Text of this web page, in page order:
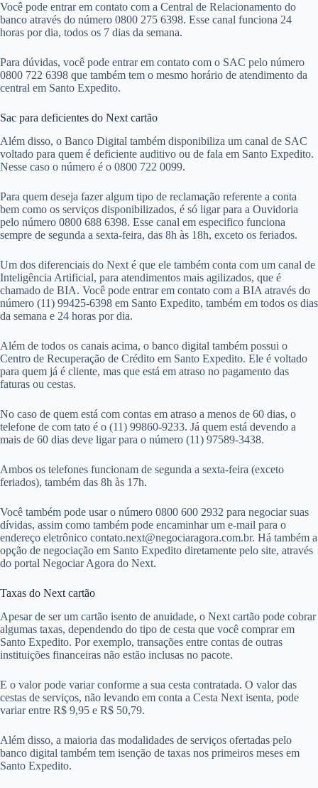
Você pode entrar em contato com a Central de Relacionamento do
banco através do número 0800 275 6398. Esse canal funciona 24
horas por dia, todos os 7 dias da semana.
Para dúvidas, você pode entrar em contato com o SAC pelo número
0800 722 6398 que também tem o mesmo horário de atendimento da
central em Santo Expedito.
Sac para deficientes do Next cartão
Além disso, o Banco Digital também disponibiliza um canal de SAC
voltado para quem é deficiente auditivo ou de fala em Santo Expedito.
Nesse caso o número é o 0800 722 0099.
Para quem deseja fazer algum tipo de reclamação referente a conta
bem como os serviços disponibilizados, é só ligar para a Ouvidoria
pelo número 0800 688 6398. Esse canal em especifico funciona
sempre de segunda a sexta-feira, das 8h às 18h, exceto os feriados.
Um dos diferenciais do Next é que ele também conta com um canal de
Inteligência Artificial, para atendimentos mais agilizados, que é
chamado de BIA. Você pode entrar em contato com a BIA através do
número (11) 99425-6398 em Santo Expedito, também em todos os dias
da semana e 24 horas por dia.
Além de todos os canais acima, o banco digital também possui o
Centro de Recuperação de Crédito em Santo Expedito. Ele é voltado
para quem já é cliente, mas que está em atraso no pagamento das
faturas ou cestas.
No caso de quem está com contas em atraso a menos de 60 dias, o
telefone de com tato é o (11) 99860-9233. Já quem está devendo a
mais de 60 dias deve ligar para o número (11) 97589-3438.
Ambos os telefones funcionam de segunda a sexta-feira (exceto
feriados), também das 8h às 17h.
Você também pode usar o número 0800 600 2932 para negociar suas
dívidas, assim como também pode encaminhar um e-mail para o
endereço eletrônico contato.next@negociaragora.com.br. Há também a
opção de negociação em Santo Expedito diretamente pelo site, através
do portal Negociar Agora do Next.
Taxas do Next cartão
Apesar de ser um cartão isento de anuidade, o Next cartão pode cobrar
algumas taxas, dependendo do tipo de cesta que você comprar em
Santo Expedito. Por exemplo, transações entre contas de outras
instituições financeiras não estão inclusas no pacote.
E o valor pode variar conforme a sua cesta contratada. O valor das
cestas de serviços, não levando em conta a Cesta Next isenta, pode
variar entre R$ 9,95 e R$ 50,79.
Além disso, a maioria das modalidades de serviços ofertadas pelo
banco digital também tem isenção de taxas nos primeiros meses em
Santo Expedito.